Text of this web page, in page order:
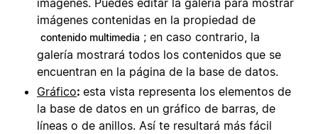
imágenes contenidas en la propiedad de
contenido multimedia ; en caso contrario, la
galería mostrará todos los contenidos que se
encuentran en la página de la base de datos.
Gráfico: esta vista representa los elementos de
la base de datos en un gráfico de barras, de
líneas o de anillos. Así te resultará más fácil